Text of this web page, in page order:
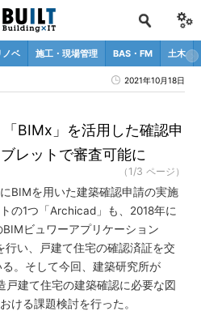
ノベ 施工・現場管理 BAS・FM 土木
2021年10月18日
BIMx」を活用した確認申
レットで審査可能に
（1/3 ページ）
BIMを用いた建築確認申請の実施
の1つ「Archicad」も、2018年に
ビュワーアプリケーション
行い、戸建て住宅の確認済証を交
。そして今回、建築研究所が
建て住宅の建築確認に必要な図
ける課題検討を行った。